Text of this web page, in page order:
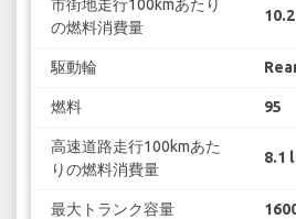
市街地走行100kmあたり
の燃料消費量
駆動輪
燃料 95
高速道路走行100kmあた
りの燃料消費量
8.1 l
最大トランク容量